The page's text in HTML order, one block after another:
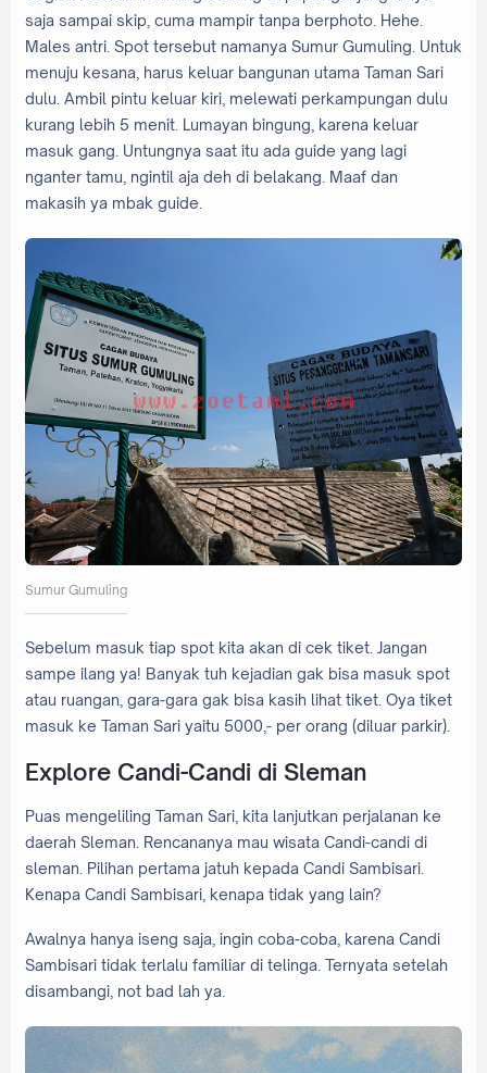
saja sampai skip, cuma mampir tanpa berphoto. Hehe.
Males antri. Spot tersebut namanya Sumur Gumuling. Untuk
menuju kesana, harus keluar bangunan utama Taman Sari
dulu. Ambil pintu keluar kiri, melewati perkampungan dulu
kurang lebih 5 menit. Lumayan bingung, karena keluar
masuk gang. Untungnya saat itu ada guide yang lagi
nganter tamu, ngintil aja deh di belakang. Maaf dan
makasih ya mbak guide.
Sumur Gumuling
Sebelum masuk tiap spot kita akan di cek tiket. Jangan
sampe ilang ya! Banyak tuh kejadian gak bisa masuk spot
atau ruangan, gara-gara gak bisa kasih lihat tiket. Oya tiket
masuk ke Taman Sari yaitu 5000,- per orang (diluar parkir).
Explore Candi-Candi di Sleman
Puas mengeliling Taman Sari, kita lanjutkan perjalanan ke
daerah Sleman. Rencananya mau wisata Candi-candi di
sleman. Pilihan pertama jatuh kepada Candi Sambisari.
Kenapa Candi Sambisari, kenapa tidak yang lain?
Awalnya hanya iseng saja, ingin coba-coba, karena Candi
Sambisari tidak terlalu familiar di telinga. Ternyata setelah
disambangi, not bad lah ya.